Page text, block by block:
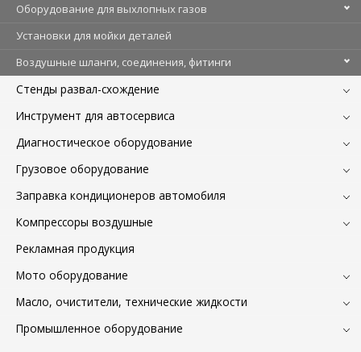
Оборудование для выхлопных газов
Установки для мойки деталей
Воздушные шланги, соединения, фитинги
Стенды развал-схождение
Инструмент для автосервиса
Диагностическое оборудование
Грузовое оборудование
Заправка кондиционеров автомобиля
Компрессоры воздушные
Рекламная продукция
Мото оборудование
Масло, очистители, технические жидкости
Промышленное оборудование